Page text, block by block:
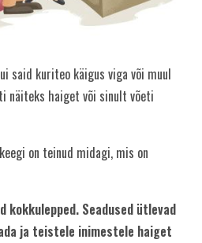
said kuriteo käigus viga või muul
näiteks haiget või sinult võeti
on teinud midagi, mis on
kokkulepped. Seadused ütlevad
ja teistele inimestele haiget